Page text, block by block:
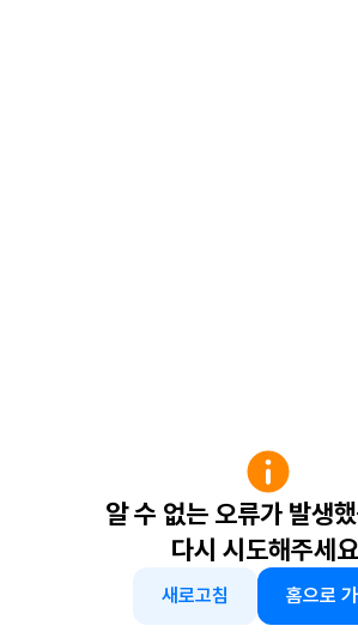
알 수 없는 오류가 발생
다시 시도해주세
새로고침 홈으로 가